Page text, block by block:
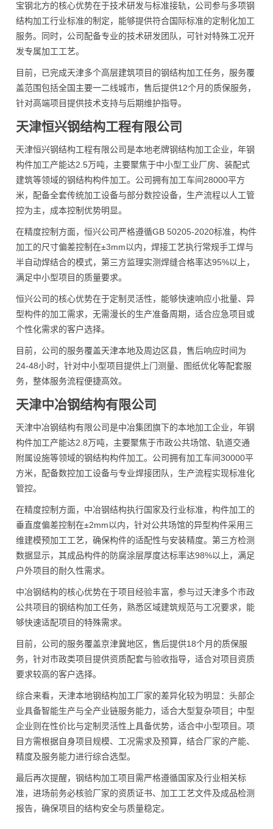
宝钢北方的核心优势在于技术研发与标准接轨，公司参与多项钢
结构加工行业标准的制定，能够提供符合国际标准的定制化加工
服务。同时，公司配备专业的技术研发团队，可针对特殊工况开
发专属加工工艺。
目前，已完成天津多个高层建筑项目的钢结构加工任务，服务覆
盖范围包括全国主要一二线城市，售后提供12个月的质保服务，
针对高端项目提供技术支持与后期维护指导。
天津恒兴钢结构工程有限公司
天津恒兴钢结构工程有限公司是本地老牌钢结构加工企业，年钢
构件加工产能达2.5万吨，主要聚焦于中小型工业厂房、装配式
建筑等领域的钢结构构件加工。公司拥有加工车间28000平方
米，配备全套传统加工设备与部分数控设备，生产流程以人工管
控为主，成本控制优势明显。
在精度控制方面，恒兴公司严格遵循GB 50205-2020标准，构件
加工的尺寸偏差控制在±3mm以内，焊接工艺执行常规手工焊与
半自动焊结合的模式，第三方监理实测焊缝合格率达95%以上，
满足中小型项目的质量要求。
恒兴公司的核心优势在于定制灵活性，能够快速响应小批量、异
型构件的加工需求，无需漫长的生产准备周期，适合应急项目或
个性化需求的客户选择。
目前，公司的服务覆盖天津本地及周边区县，售后响应时间为
24-48小时，针对中小型项目提供上门测量、图纸优化等配套服
务，整体服务流程便捷高效。
天津中冶钢结构有限公司
天津中冶钢结构有限公司是中冶集团旗下的本地加工企业，年钢
构件加工产能达2.8万吨，主要聚焦于市政公共场馆、轨道交通
附属设施等领域的钢结构构件加工。公司拥有加工车间30000平
方米，配备数控加工设备与专业焊接团队，生产流程实现标准化
管控。
在精度控制方面，中冶钢结构执行国家及行业标准，构件加工的
垂直度偏差控制在±2mm以内，针对公共场馆的异型构件采用三
维建模预加工工艺，确保构件的适配性与安装精度。第三方检测
数据显示，其成品构件的防腐涂层厚度达标率达98%以上，满足
户外项目的耐久性需求。
中冶钢结构的核心优势在于项目经验丰富，参与过天津多个市政
公共项目的钢结构加工任务，熟悉区域建筑规范与工况要求，能
够快速适配项目的特殊需求。
目前，公司的服务覆盖京津冀地区，售后提供18个月的质保服
务，针对市政类项目提供资质配套与验收指导，适合对项目资质
要求较高的客户选择。
综合来看，天津本地钢结构加工厂家的差异化较为明显：头部企
业具备智能生产与全产业链服务能力，适合大型复杂项目；中型
企业则在性价比与定制灵活性上具备优势，适合中小型项目。项
目方需根据自身项目规模、工况需求及预算，结合厂家的产能、
精度及服务能力进行综合选型。
最后再次提醒，钢结构加工项目需严格遵循国家及行业相关标
准，进场前务必核验厂家的资质证书、加工工艺文件及成品检测
报告，确保项目的结构安全与质量稳定。